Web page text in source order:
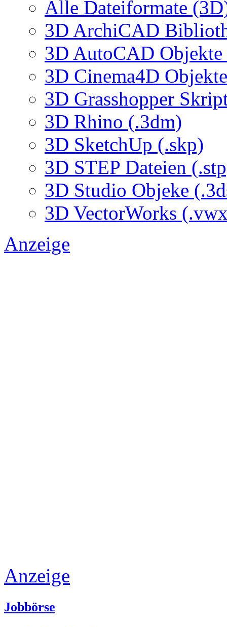
Alle Dateiformate
3D ArchiCAD
3D AutoCAD
3D Cinema4D
3D Grasshopper
3D Rhino (.3dm)
3D SketchUp (.skp)
3D STEP Dateien
3D Studio Objeke
3D VectorWorks
Anzeige
Anzeige
Jobbörse